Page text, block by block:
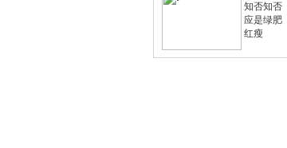
知否知否
应是绿肥
红瘦